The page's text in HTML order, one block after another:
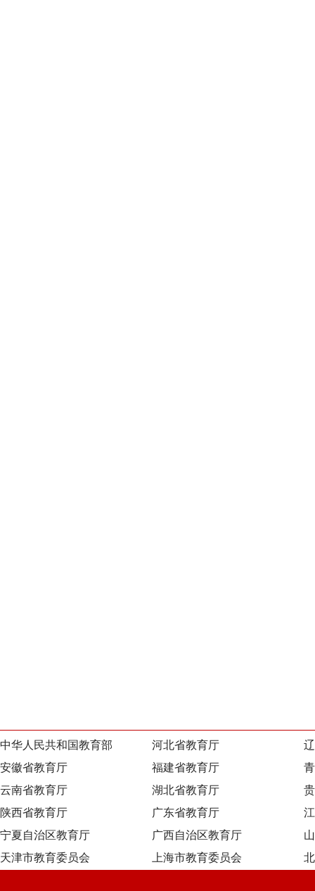
中华人民共和国教育部 河北省教育厅
安徽省教育厅
福建省教育厅
云南省教育厅
湖北省教育厅
陕西省教育厅
广东省教育厅
宁夏自治区教育厅
广西自治区教育厅
天津市教育委员会
上海市教育委员会